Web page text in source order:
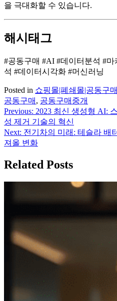
을 극대화할 수 있습니다.
해시태그
#공동구매 #AI #데이터분석 #
석 #데이터시각화 #머신러닝
Posted in 쇼핑몰|폐쇄몰|공동구매
공동구매 , 공동구매중개
글
탐
색
Previous: 2023 최신 생성형 AI:
성 제거 기술의 혁신
Next: 전기차의 미래: 테슬라 배
져올 변화
Related Posts